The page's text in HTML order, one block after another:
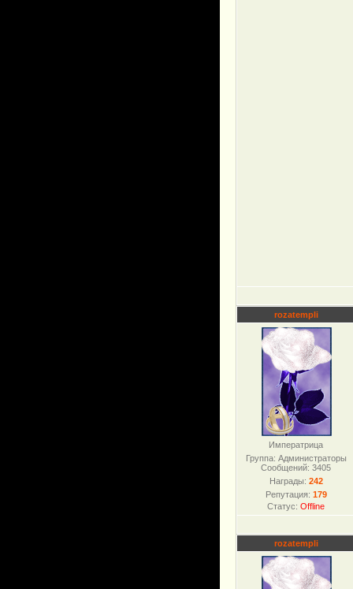
rozatempli
Императрица
Группа: Администраторы
Сообщений:3405
Награды: 242
Репутация: 179
Статус:Offline
rozatempli